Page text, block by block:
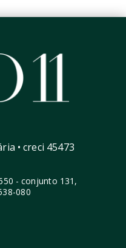
• creci 45473
- conjunto 131,
080